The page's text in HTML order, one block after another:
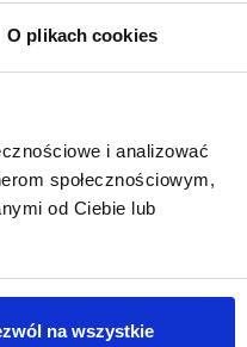
O plikach cookies
i analizować
społecznościowym,
od Ciebie lub
na wszystkie
Bezpłatna wysyłka
handlowej,
Bezpłatny